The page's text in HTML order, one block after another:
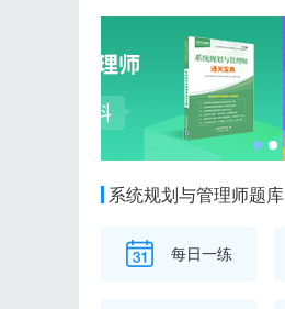
系统规划与管理师题库
每日一练